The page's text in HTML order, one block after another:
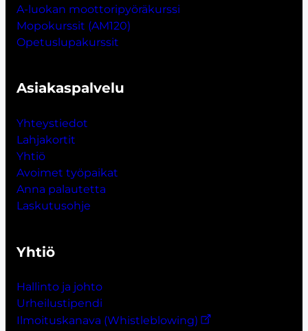
A-luokan moottoripyöräkurssi
Mopokurssit (AM120)
Opetuslupakurssit
Asiakaspalvelu
Yhteystiedot
Lahjakortit
Yhtiö
Avoimet työpaikat
Anna palautetta
Laskutusohje
Yhtiö
Hallinto ja johto
Urheilustipendi
Ilmoituskanava (Whistleblowing)